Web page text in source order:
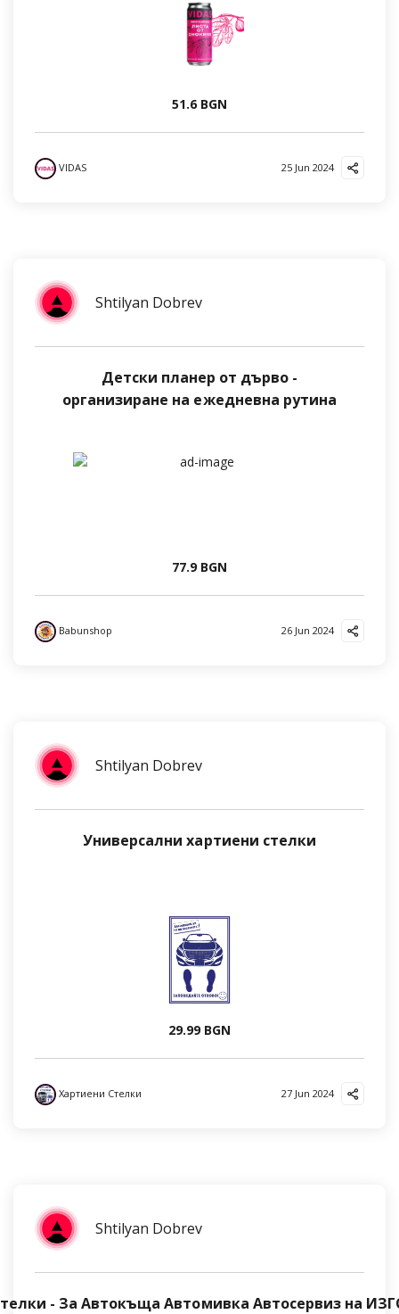
51.6 BGN
VIDAS 25 Jun 2024
Shtilyan Dobrev
Детски планер от дърво -
организиране на ежедневна рутина
77.9 BGN
Babunshop 26 Jun 2024
Shtilyan Dobrev
Универсални хартиени стелки
29.99 BGN
Хартиени Стелки 27 Jun 2024
Shtilyan Dobrev
- За Автокъща Автомивка Автосервиз на